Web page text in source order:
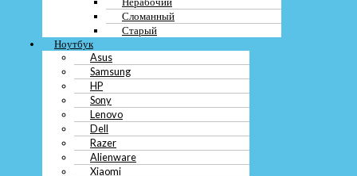
Сломанный
Старый
Ноутбук
Asus
Samsung
HP
Sony
Lenovo
Dell
Razer
Alienware
Xiaomi
Телефон
Смартфон
Samsung
Sony
ASUS
LG